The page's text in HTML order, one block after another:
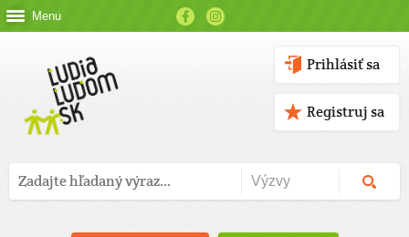
Menu
Prihlásiť sa
Registruj sa